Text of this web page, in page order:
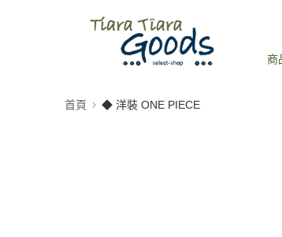
商
首頁 ◆ 洋裝 ONE PIECE